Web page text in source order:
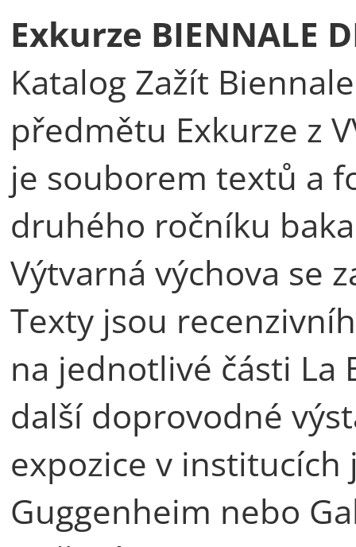
Exkurze BIENNALE
Katalog Zažít
předmětu Exkurze z
je souborem textů a
druhého ročníku
Výtvarná výchova se
Texty jsou
na jednotlivé části La
další doprovodné
expozice v institucích
Guggenheim nebo